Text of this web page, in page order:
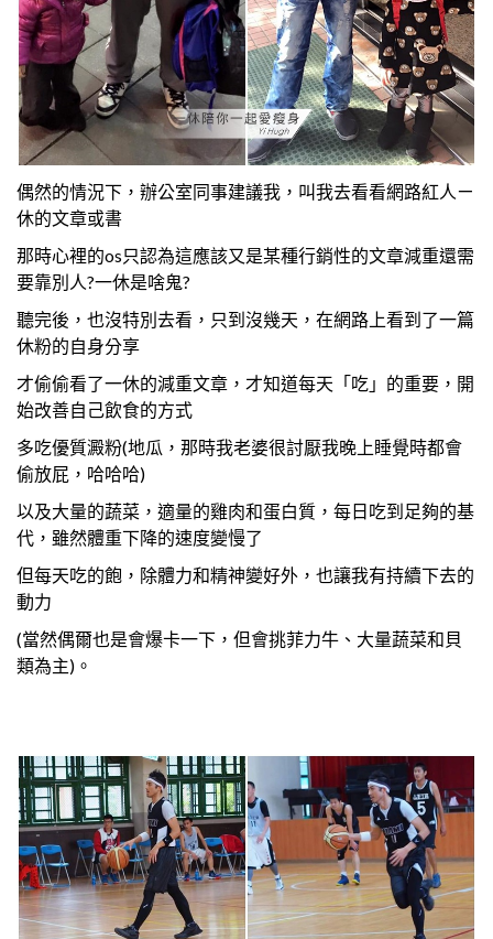
偶然的情況下，辦公室同事建議我，叫我去看看網路紅人ㄧ
休的文章或書
那時心裡的os只認為這應該又是某種行銷性的文章減重還需
要靠別人?一休是啥鬼?
聽完後，也沒特別去看，只到沒幾天，在網路上看到了一篇
休粉的自身分享
才偷偷看了一休的減重文章，才知道每天「吃」的重要，開
始改善自己飲食的方式
多吃優質澱粉(地瓜，那時我老婆很討厭我晚上睡覺時都會
偷放屁，哈哈哈)
以及大量的蔬菜，適量的雞肉和蛋白質，每日吃到足夠的基
代，雖然體重下降的速度變慢了
但每天吃的飽，除體力和精神變好外，也讓我有持續下去的
動力
(當然偶爾也是會爆卡一下，但會挑菲力牛、大量蔬菜和貝
類為主)。